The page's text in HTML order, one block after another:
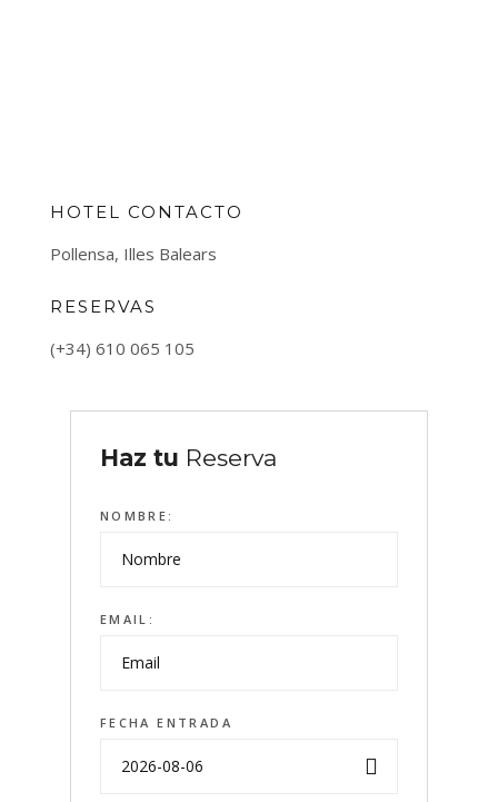
HOTEL CONTACTO
Pollensa, Illes Balears
RESERVAS
(+34) 610 065 105
Haz tu Reserva
NOMBRE:
EMAIL:
FECHA ENTRADA